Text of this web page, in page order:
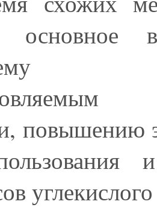
основное
повышению
углекислого